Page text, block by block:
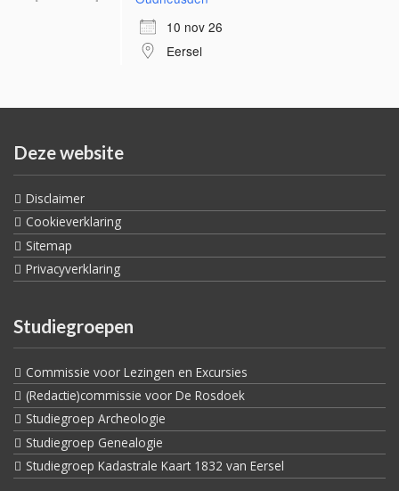
10 nov 26
Eersel
Deze website
Disclaimer
Cookieverklaring
Sitemap
Privacyverklaring
Studiegroepen
Commissie voor Lezingen en Excursies
(Redactie)commissie voor De Rosdoek
Studiegroep Archeologie
Studiegroep Genealogie
Studiegroep Kadastrale Kaart 1832 van Eersel